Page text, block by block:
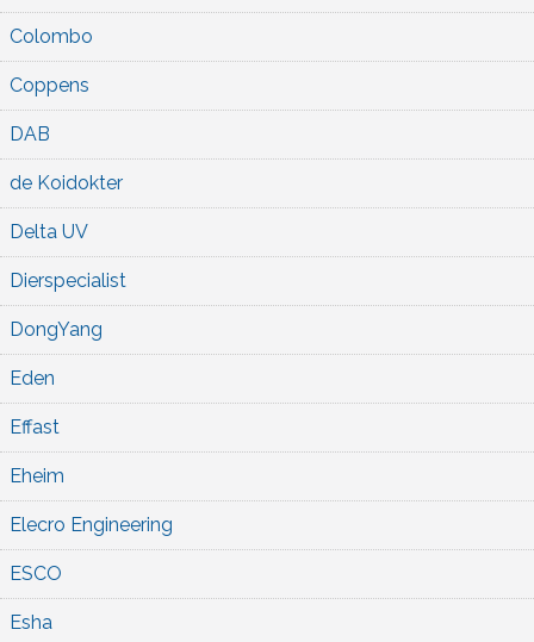
Colombo
Coppens
DAB
de Koidokter
Delta UV
Dierspecialist
DongYang
Eden
Effast
Eheim
Elecro Engineering
ESCO
Esha